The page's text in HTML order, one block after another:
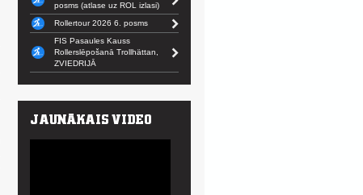
posms (atlase uz ROL izlasi)
Rollertour 2026 6. posms
FIS Pasaules Kauss
Rollerslēpošanā Trollhättan,
ZVIEDRIJĀ